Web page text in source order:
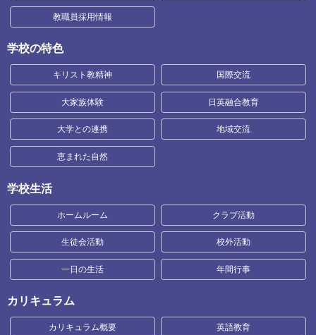
教職員採用情報
学校の特色
キリスト教精神 国際交流
大家族体験 日英融合教育
大学との連携 地域交流
恵まれた自然
学校生活
ホームルーム クラブ活動
生徒会活動 校外活動
一日の生活 年間行事
カリキュラム
カリキュラム概要 英語教育